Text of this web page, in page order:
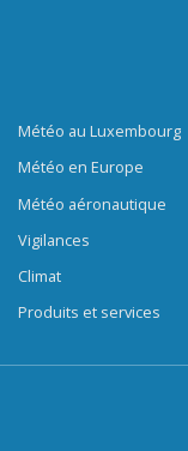
Météo au Luxembourg
Météo en Europe
Météo aéronautique
Vigilances
Climat
Produits et services